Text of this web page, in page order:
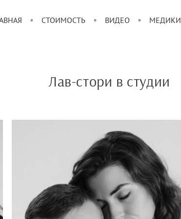
СТОИМОСТЬ ВИДЕО МЕДИКИ
Лав-стори в студии